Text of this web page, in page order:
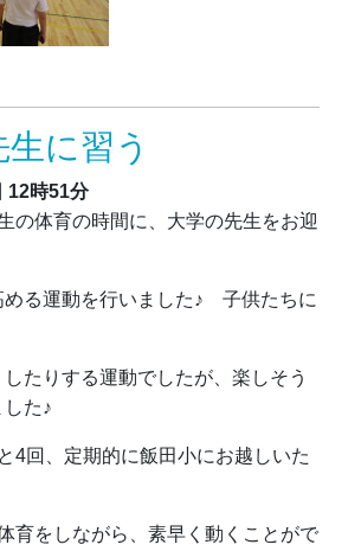
に習う
12時51分
の体育の時間に、大学の先生をお迎
める運動を行いました♪ 子供たちに
たりする運動でしたが、楽しそう
た♪
4回、定期的に飯田小にお越しいた
育をしながら、素早く動くことがで